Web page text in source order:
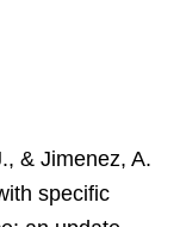
& Jimenez, A.
specific